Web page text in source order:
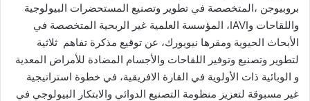
ي
ا
بروبيوجن ،المتخصصة في تطوير وتصنيع المستحضرات البيولوجية
واللقاحات وIAVI، المؤسسة العلمية غير الربحية المتخصصة في
الأبحاث الحيوية ومقرها نيويورك، عن توقيع مذكرة تفاهم ثلاثية
لتطوير وتصنيع وتوفير اللقاحات والأجسام المضادة للأمراض المعدية
و الوبائية ذات الأولوية في القارة الافريقية، في خطوة استراتيجية
غير مسبوقة لتعزيز منظومة التصنيع الدوائي والابتكار البيولوجي في